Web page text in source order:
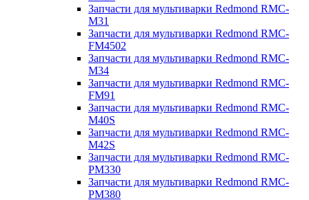
Запчасти для мультиварки Redmond RMC-
M31
Запчасти для мультиварки Redmond RMC-
FM4502
Запчасти для мультиварки Redmond RMC-
M34
Запчасти для мультиварки Redmond RMC-
FM91
Запчасти для мультиварки Redmond RMC-
M40S
Запчасти для мультиварки Redmond RMC-
M42S
Запчасти для мультиварки Redmond RMC-
PM330
Запчасти для мультиварки Redmond RMC-
PM380